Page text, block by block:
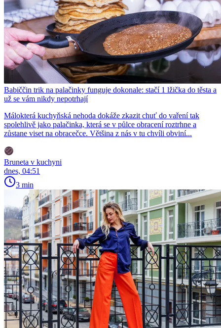
Babiččin trik na palačinky funguje dokonale: stačí 1 lžička do těsta a
už se vám nikdy nepotrhají
Málokterá kuchyňská nehoda dokáže zkazit chuť do vaření tak
spolehlivě jako palačinka, která se v půlce obracení roztrhne a
zůstane viset na obracečce. Většina z nás v tu chvíli obviní...
Bruneta v kuchyni
dnes, 04:51
3 min